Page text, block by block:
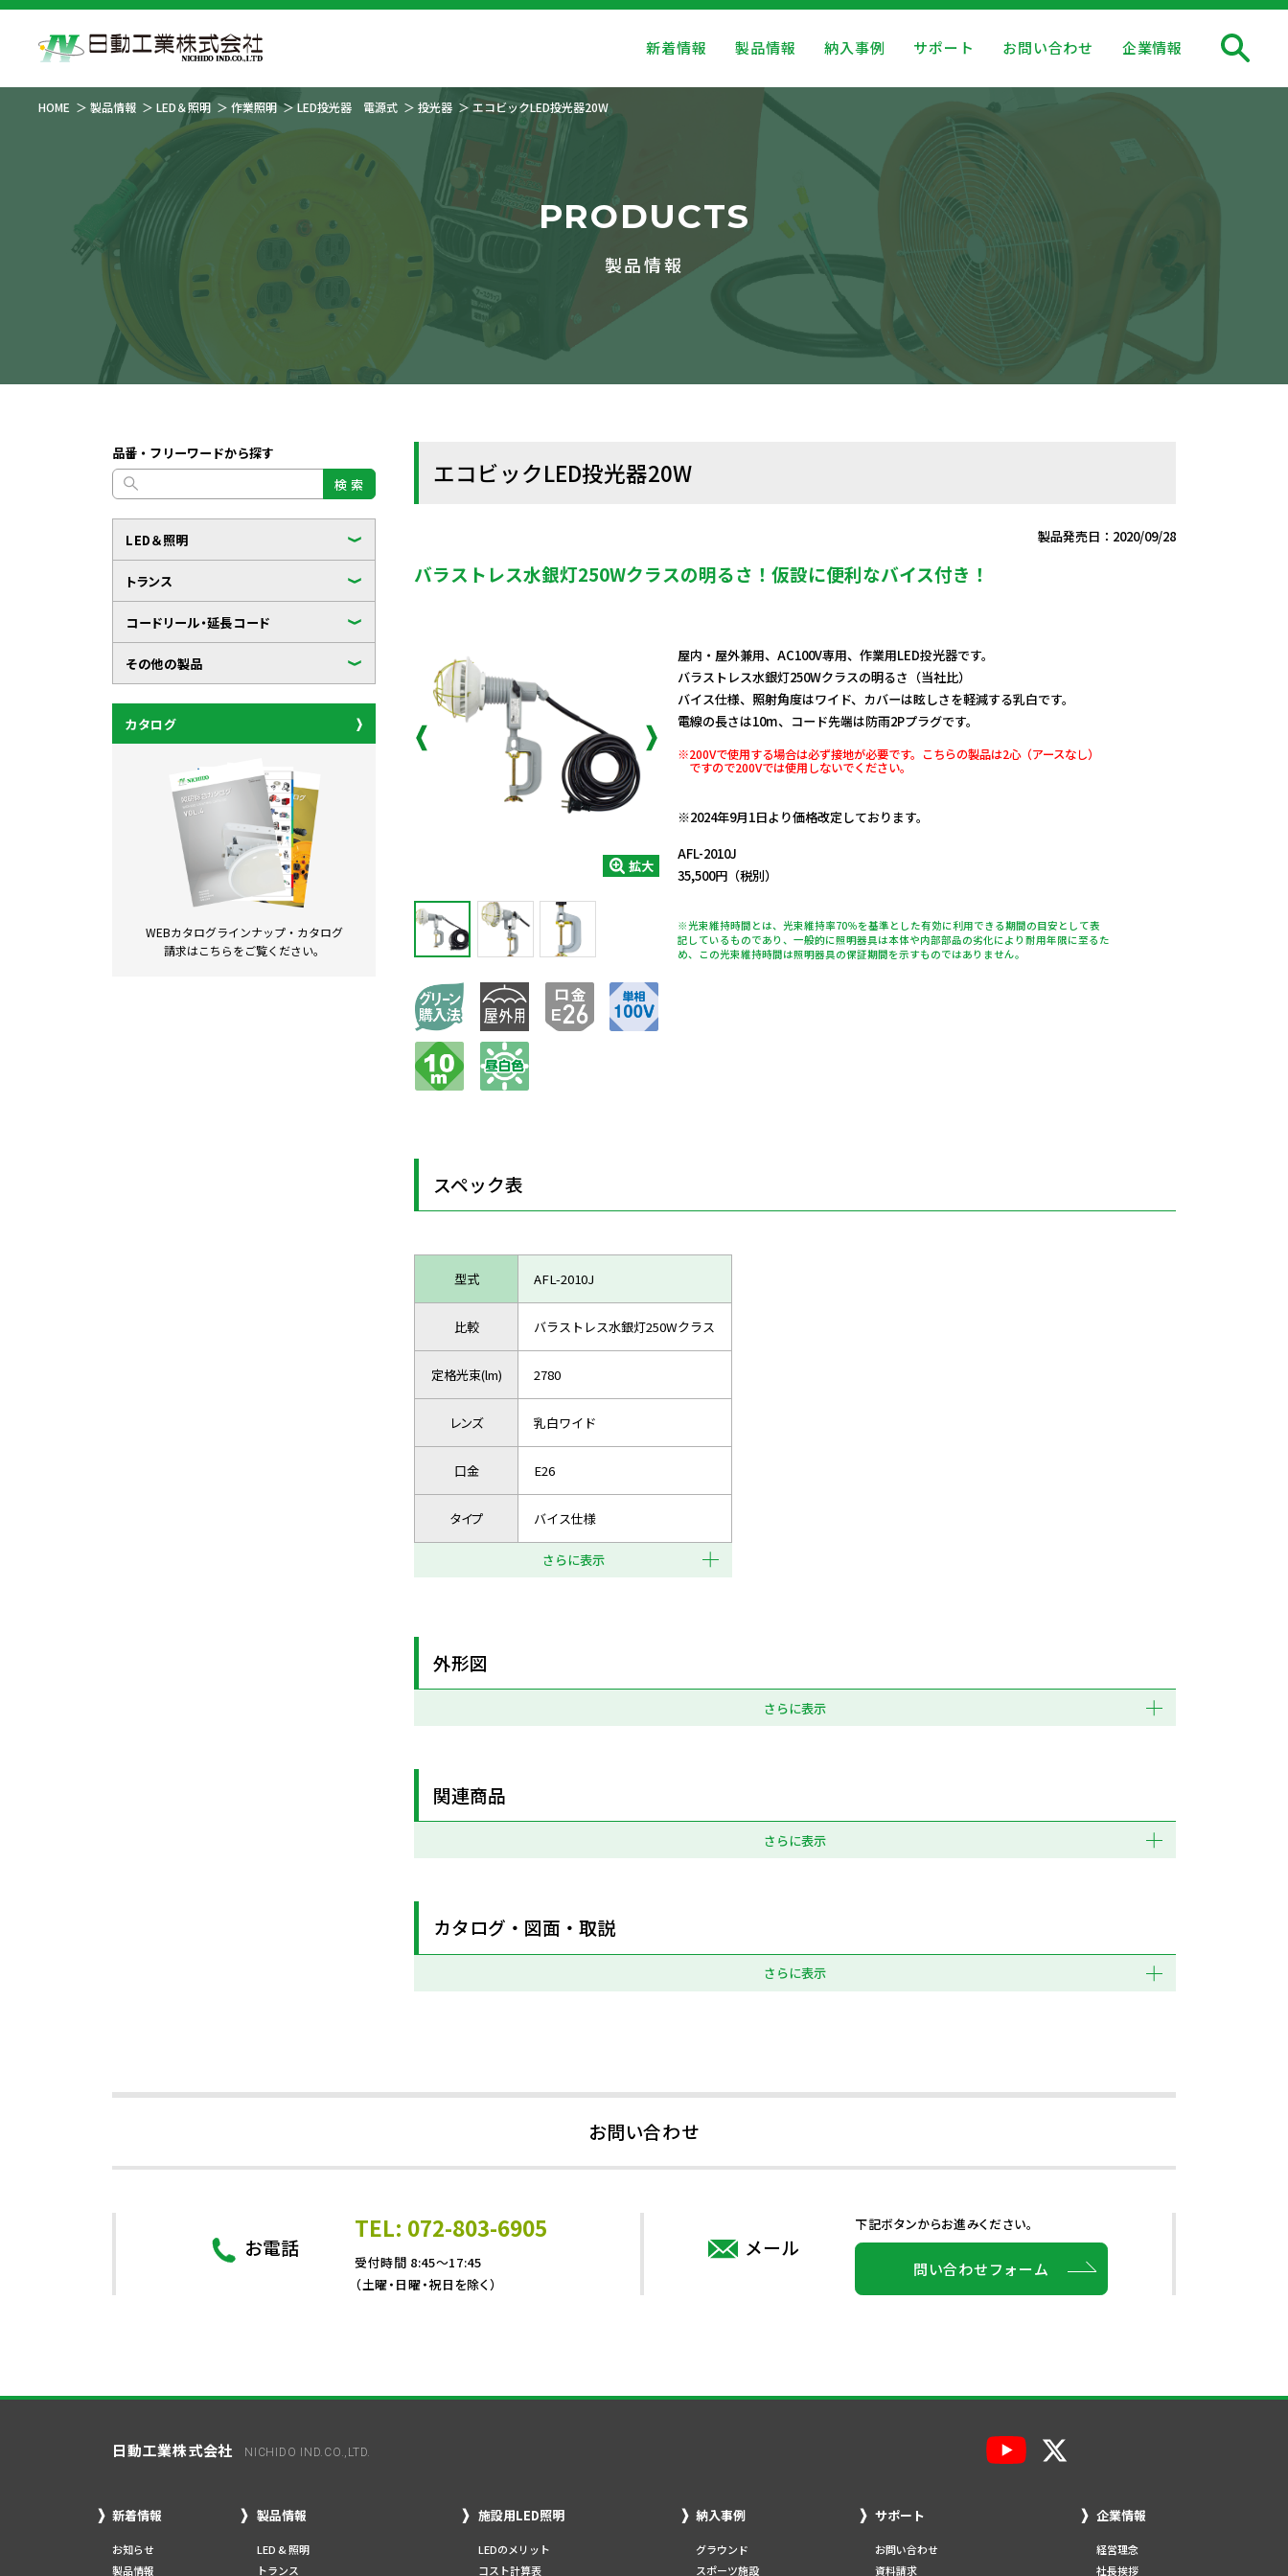
新着情報 製品情報 納入事例 サポート お問い合わせ 企業情報
HOME 製品情報 LED＆照明 作業照明 LED投光器 電源式 投光器 エコビックLED投光器20W
PRODUCTS
製品情報
品番・フリーワードから探す
検 索
LED＆照明
トランス
コードリール・延長コード
その他の製品
カタログ
WEBカタログラインナップ・ カタログ
請求はこちらをご覧ください。
エコビックLED投光器20W
製品発売日：2020/09/28
バラストレス水銀灯250Wクラスの明るさ！仮設に便利なバイス付き！
拡大
屋内・屋外兼用、AC100V専用、作業用LED投光器です。
バラストレス水銀灯250Wクラスの明るさ（当社比）
バイス仕様、照射角度はワイド、カバーは眩しさを軽減する乳白です。
電線の長さは10m、コード先端は防雨2Pプラグです。
※200Vで使用する場合は必ず接地が必要です。こちらの製品は2心（アースなし）
ですので200Vでは使用しないでください。
※2024年9月1日より価格改定しております。
AFL-2010J
35,500円（税別）
※光束維持時間とは、光束維持率70％を基準とした有効に利用できる期間の目安として表
記しているものであり、一般的に照明器具は本体や内部部品の劣化により耐用年限に至るた
め、この光束維持時間は照明器具の保証期間を示すものではありません。
スペック表
型式 AFL-2010J
比較 バラストレス水銀灯250Wクラス
定格光束(lm) 2780
レンズ 乳白ワイド
口金 E26
タイプ バイス仕様
さらに表示
外形図
さらに表示
関連商品
さらに表示
カタログ・図面・取説
さらに表示
お問い合わせ
お電話
TEL: 072-803-6905
受付時間 8:45～17:45
（土曜・日曜・祝日を除く）
メール
下記ボタンからお進みください。
問い合わせフォーム
日動工業株式会社 NICHIDO IND.CO.,LTD.
新着情報
お知らせ
製品情報
製品情報
LED & 照明
トランス
施設用LED照明
LEDのメリット
コスト計算表
納入事例
グラウンド
スポーツ施設
サポート
お問い合わせ
資料請求
企業情報
経営理念
社長挨拶